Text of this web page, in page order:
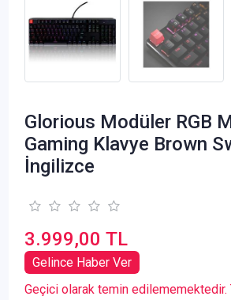
Glorious Modüler RGB
Gaming Klavye Brown
İngilizce
3.999,00 TL
Gelince Haber Ver
Geçici olarak temin edilememektedir.